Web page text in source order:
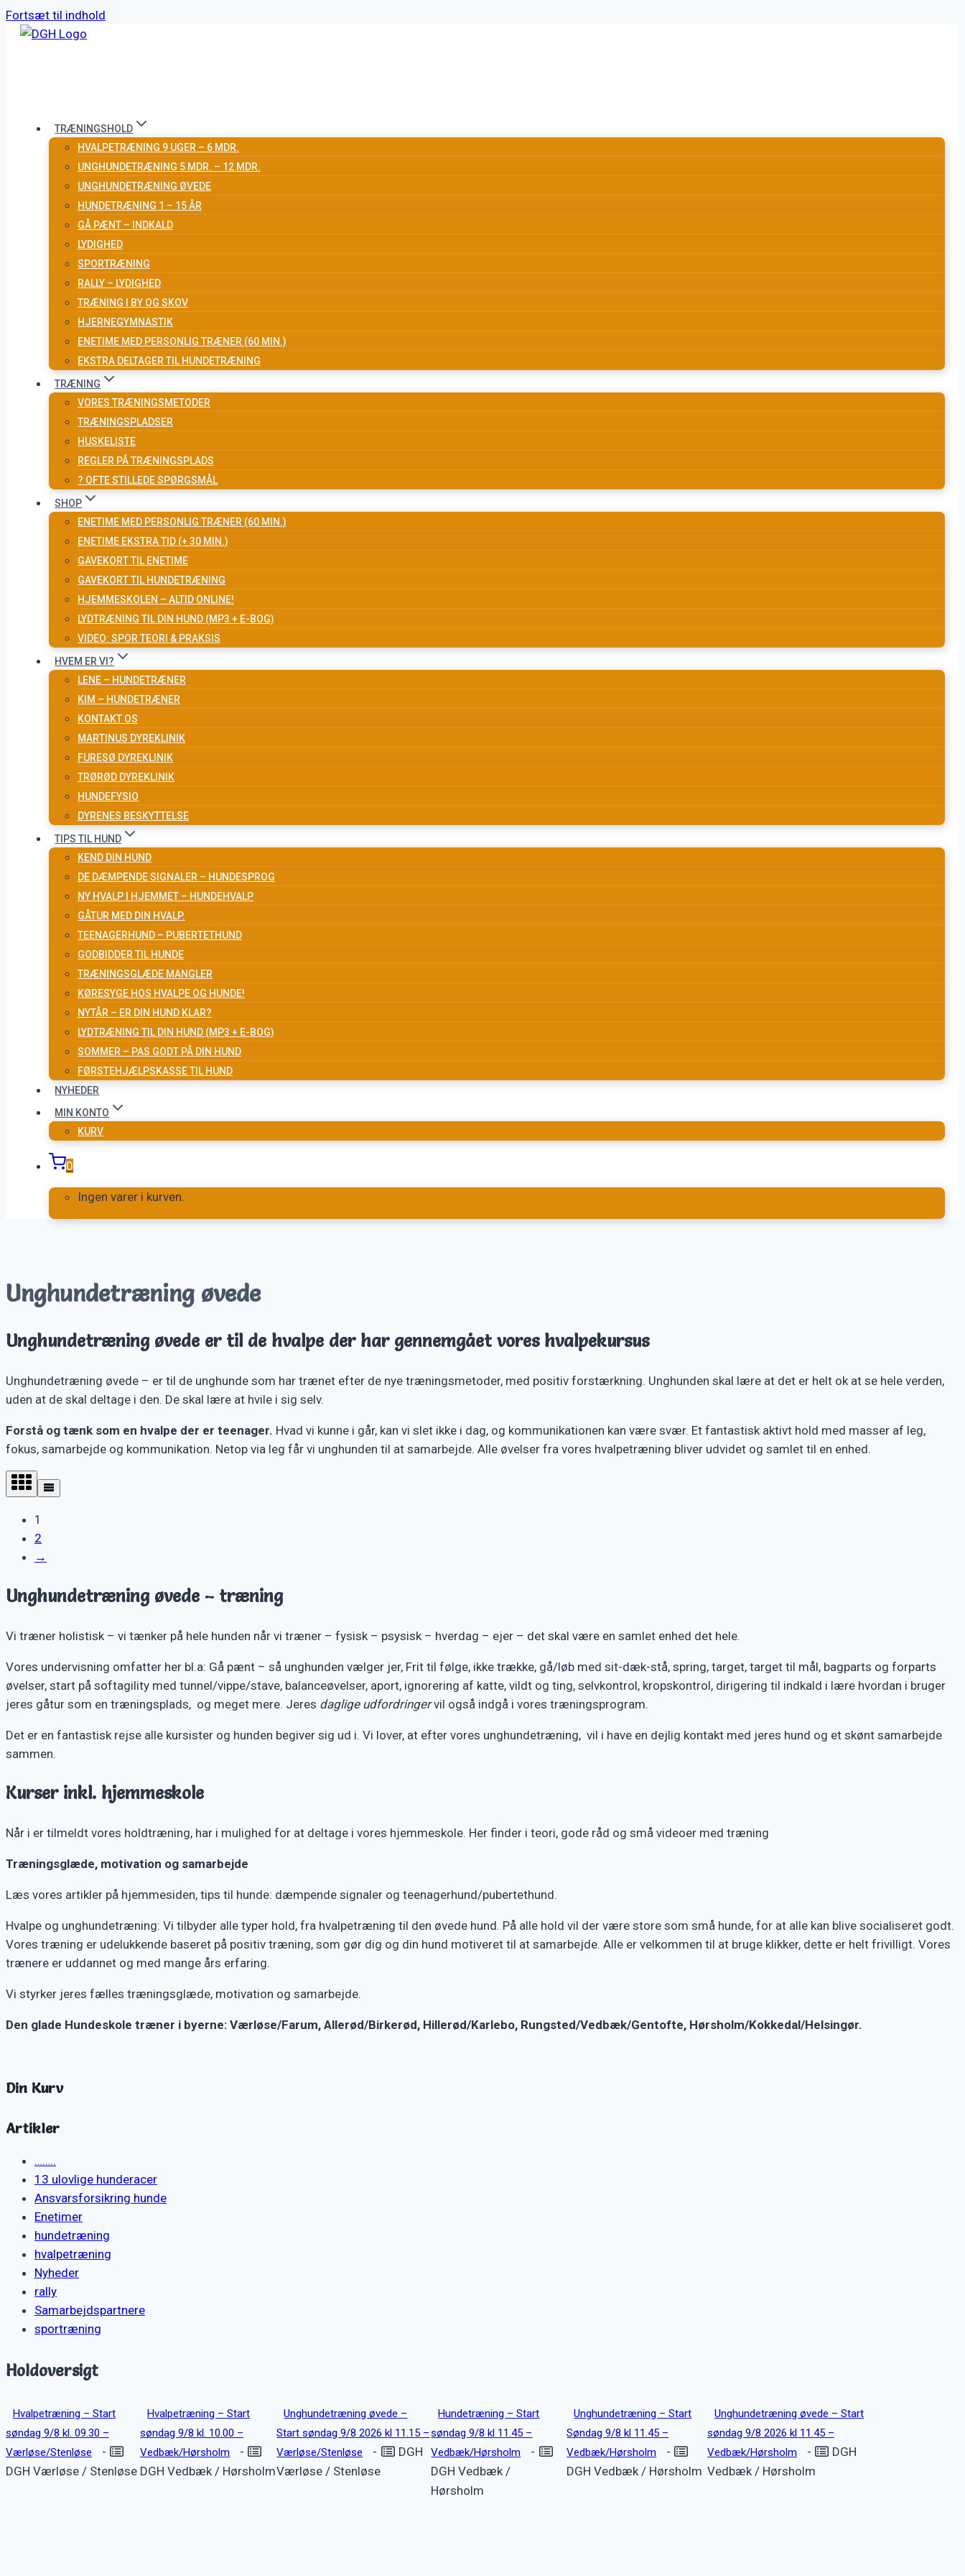
Fortsæt til indhold
TRÆNINGSHOLD
HVALPETRÆNING 9 UGER – 6 MDR.
UNGHUNDETRÆNING 5 MDR. – 12 MDR.
UNGHUNDETRÆNING ØVEDE
HUNDETRÆNING 1 – 15 ÅR
GÅ PÆNT – INDKALD
LYDIGHED
SPORTRÆNING
RALLY – LYDIGHED
TRÆNING I BY OG SKOV
HJERNEGYMNASTIK
ENETIME MED PERSONLIG TRÆNER (60 MIN.)
EKSTRA DELTAGER TIL HUNDETRÆNING
TRÆNING
VORES TRÆNINGSMETODER
TRÆNINGSPLADSER
HUSKELISTE
REGLER PÅ TRÆNINGSPLADS
? OFTE STILLEDE SPØRGSMÅL
SHOP
ENETIME MED PERSONLIG TRÆNER (60 MIN.)
ENETIME EKSTRA TID (+ 30 MIN.)
GAVEKORT TIL ENETIME
GAVEKORT TIL HUNDETRÆNING
HJEMMESKOLEN – ALTID ONLINE!
LYDTRÆNING TIL DIN HUND (MP3 + E-BOG)
VIDEO: SPOR TEORI & PRAKSIS
HVEM ER VI?
LENE – HUNDETRÆNER
KIM – HUNDETRÆNER
KONTAKT OS
MARTINUS DYREKLINIK
FURESØ DYREKLINIK
TRØRØD DYREKLINIK
HUNDEFYSIO
DYRENES BESKYTTELSE
TIPS TIL HUND
KEND DIN HUND
DE DÆMPENDE SIGNALER – HUNDESPROG
NY HVALP I HJEMMET – HUNDEHVALP
GÅTUR MED DIN HVALP.
TEENAGERHUND – PUBERTETHUND
GODBIDDER TIL HUNDE
TRÆNINGSGLÆDE MANGLER
KØRESYGE HOS HVALPE OG HUNDE!
NYTÅR – ER DIN HUND KLAR?
LYDTRÆNING TIL DIN HUND (MP3 + E-BOG)
SOMMER – PAS GODT PÅ DIN HUND
FØRSTEHJÆLPSKASSE TIL HUND
NYHEDER
MIN KONTO
KURV
0
Ingen varer i kurven.
Unghundetræning øvede
Unghundetræning øvede er til de hvalpe der har gennemgået vores hvalpekursus
Unghundetræning øvede – er til de unghunde som har trænet efter de nye træningsmetoder, med positiv forstærkning. Unghunden skal lære at det er helt ok at se hele verden,
uden at de skal deltage i den. De skal lære at hvile i sig selv.
Forstå og tænk som en hvalpe der er teenager. Hvad vi kunne i går, kan vi slet ikke i dag, og kommunikationen kan være svær. Et fantastisk aktivt hold med masser af leg,
fokus, samarbejde og kommunikation. Netop via leg får vi unghunden til at samarbejde. Alle øvelser fra vores hvalpetræning bliver udvidet og samlet til en enhed.
1
2
→
Unghundetræning øvede – træning
Vi træner holistisk – vi tænker på hele hunden når vi træner – fysisk – psysisk – hverdag – ejer – det skal være en samlet enhed det hele.
Vores undervisning omfatter her bl.a: Gå pænt – så unghunden vælger jer, Frit til følge, ikke trække, gå/løb med sit-dæk-stå, spring, target, target til mål, bagparts og forparts
øvelser, start på softagility med tunnel/vippe/stave, balanceøvelser, aport, ignorering af katte, vildt og ting, selvkontrol, kropskontrol, dirigering til indkald i lære hvordan i bruger
jeres gåtur som en træningsplads, og meget mere. Jeres daglige udfordringervil også indgå i vores træningsprogram.
Det er en fantastisk rejse alle kursister og hunden begiver sig ud i. Vi lover, at efter vores unghundetræning, vil i have en dejlig kontakt med jeres hund og et skønt samarbejde
sammen.
Kurser inkl. hjemmeskole
Når i er tilmeldt vores holdtræning, har i mulighed for at deltage i vores hjemmeskole. Her finder i teori, gode råd og små videoer med træning
Træningsglæde, motivation og samarbejde
Læs vores artikler på hjemmesiden, tips til hunde: dæmpende signaler og teenagerhund/pubertethund.
Hvalpe og unghundetræning: Vi tilbyder alle typer hold, fra hvalpetræning til den øvede hund. På alle hold vil der være store som små hunde, for at alle kan blive socialiseret godt.
Vores træning er udelukkende baseret på positiv træning, som gør dig og din hund motiveret til at samarbejde. Alle er velkommen til at bruge klikker, dette er helt frivilligt. Vores
trænere er uddannet og med mange års erfaring.
Vi styrker jeres fælles træningsglæde, motivation og samarbejde.
Den glade Hundeskole træner i byerne: Værløse/Farum, Allerød/Birkerød, Hillerød/Karlebo, Rungsted/Vedbæk/Gentofte, Hørsholm/Kokkedal/Helsingør.
Din Kurv
Artikler
……..
13 ulovlige hunderacer
Ansvarsforsikring hunde
Enetimer
hundetræning
hvalpetræning
Nyheder
rally
Samarbejdspartnere
sportræning
Holdoversigt
Hvalpetræning – Start
søndag 9/8 kl. 09.30 –
Værløse/Stenløse
-
DGH Værløse / Stenløse
Hvalpetræning – Start
søndag 9/8 kl. 10.00 –
Vedbæk/Hørsholm
-
DGH Vedbæk / Hørsholm
Unghundetræning øvede –
Start søndag 9/8 2026 kl 11.15 –
Værløse/Stenløse
-
DGH
Værløse / Stenløse
Hundetræning – Start
søndag 9/8 kl 11.45 –
Vedbæk/Hørsholm
-
DGH Vedbæk /
Hørsholm
Unghundetræning – Start
Søndag 9/8 kl 11.45 –
Vedbæk/Hørsholm
-
DGH Vedbæk / Hørsholm
Unghundetræning øvede – Start
søndag 9/8 2026 kl 11.45 –
Vedbæk/Hørsholm
-
DGH
Vedbæk / Hørsholm